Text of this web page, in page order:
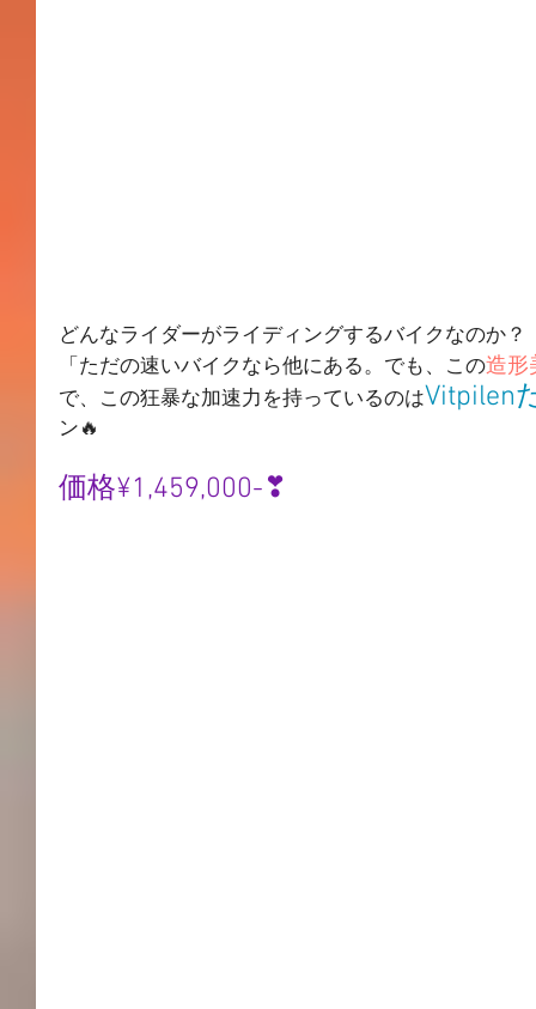
どんなライダーがライディングするバイクなのか？
「ただの速いバイクなら他にある。でも、この造形
で、この狂暴な加速力を持っているのはVitpilen
ン🔥
価格¥1,459,000-❣